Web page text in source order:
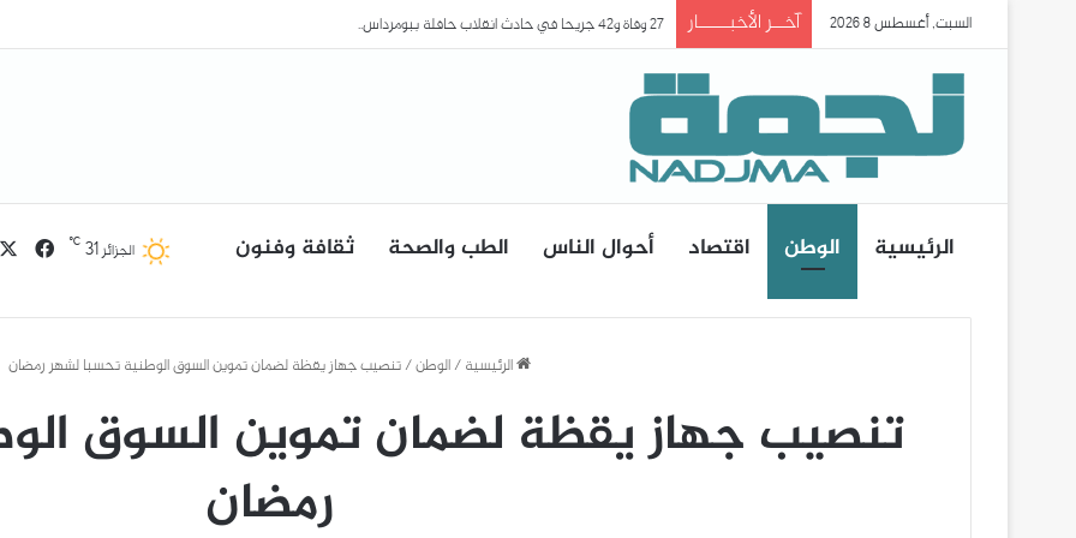
السبت, أغسطس 8 2026 آخــر الأخبـــــار 27 وفاة و42 جريحا في حادث انقلاب حافلة ببومرداس..
الرئيسية الوطن اقتصاد أحوال الناس الطب والصحة ثقافة وفنون الجزائر31
℃
الرئيسية / الوطن/ تنصيب جهاز يقظة لضمان تموين السوق الوطنية تحسبا لشهر رمضان
تنصيب جهاز يقظة لضمان تموين السوق
رمضان